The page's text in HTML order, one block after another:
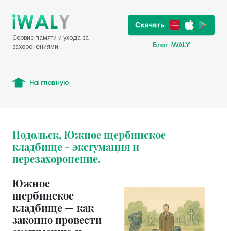
Сервис памяти и ухода за
захоронениями
Блог iWALY
На главную
Подольск, Южное щербинское
кладбище - эксгумация и
перезахоронение.
Южное
щербинское
кладбище — как
законно провести